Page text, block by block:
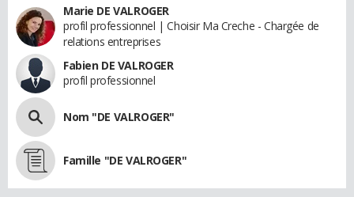
Marie DE VALROGER
profil professionnel | Choisir Ma Creche - Chargée de
relations entreprises
Fabien DE VALROGER
profil professionnel
Nom "DE VALROGER"
Famille "DE VALROGER"